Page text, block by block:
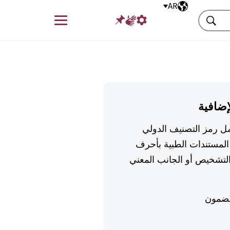
اللغة المختارةAR
قائمة
بحث
رمز التصنيف الدولي
الطبية بأحرف
أو الجانب المعني